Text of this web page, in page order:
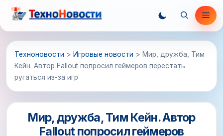
Перейти
содержимому
Техноновости > Игровые новости > Мир, дружба, Тим
Кейн. Автор Fallout попросил геймеров перестать
ругаться из-за игр
Мир, дружба, Тим Кейн. Автор
Fallout попросил геймеров